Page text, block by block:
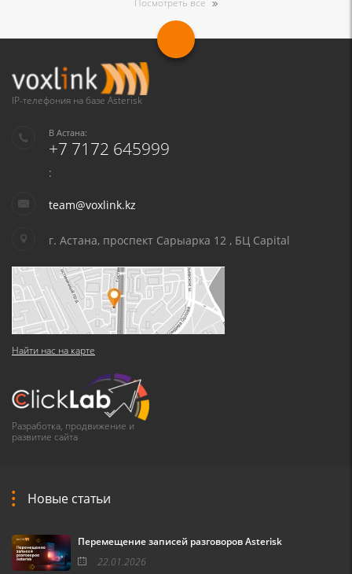
IP-телефония на базе Asterisk
В Астана:
+7 7172 645999
:
team@voxlink.kz
г. Астана, проспект Сарыарка 12 , БЦ Capital
Найти нас на карте
Разработка, продвижение и
развитие сайта
Новые статьи
Перемещение записей разговоров Asterisk
22.01.2026